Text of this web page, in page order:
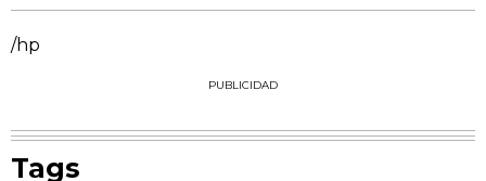
/hp
PUBLICIDAD
Tags